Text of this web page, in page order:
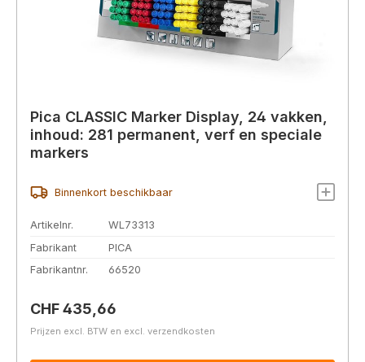
Pica CLASSIC Marker Display, 24 vakken,
inhoud: 281 permanent, verf en speciale
markers
Binnenkort beschikbaar
Artikelnr.
WL73313
Fabrikant
PICA
Fabrikantnr.
66520
Normale prijs:
CHF 435,66
Prijzen excl. BTW en excl. verzendkosten